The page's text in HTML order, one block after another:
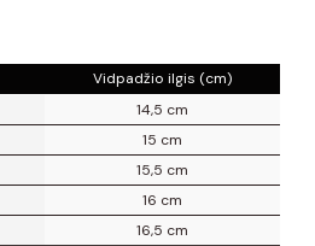
Vidpadžio ilgis (cm)
14,5 cm
15 cm
15,5 cm
16 cm
16,5 cm